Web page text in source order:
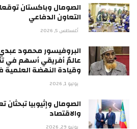
الصومال وباكستان
التعاون الدفاعي
أغسطس 5, 2026
عالمٌ أفريقي أسهم في
وقيادة النهضة
يوليو 1, 2026
الصومال وإثيوبيا
والاقتصاد
يونيو 29, 2026